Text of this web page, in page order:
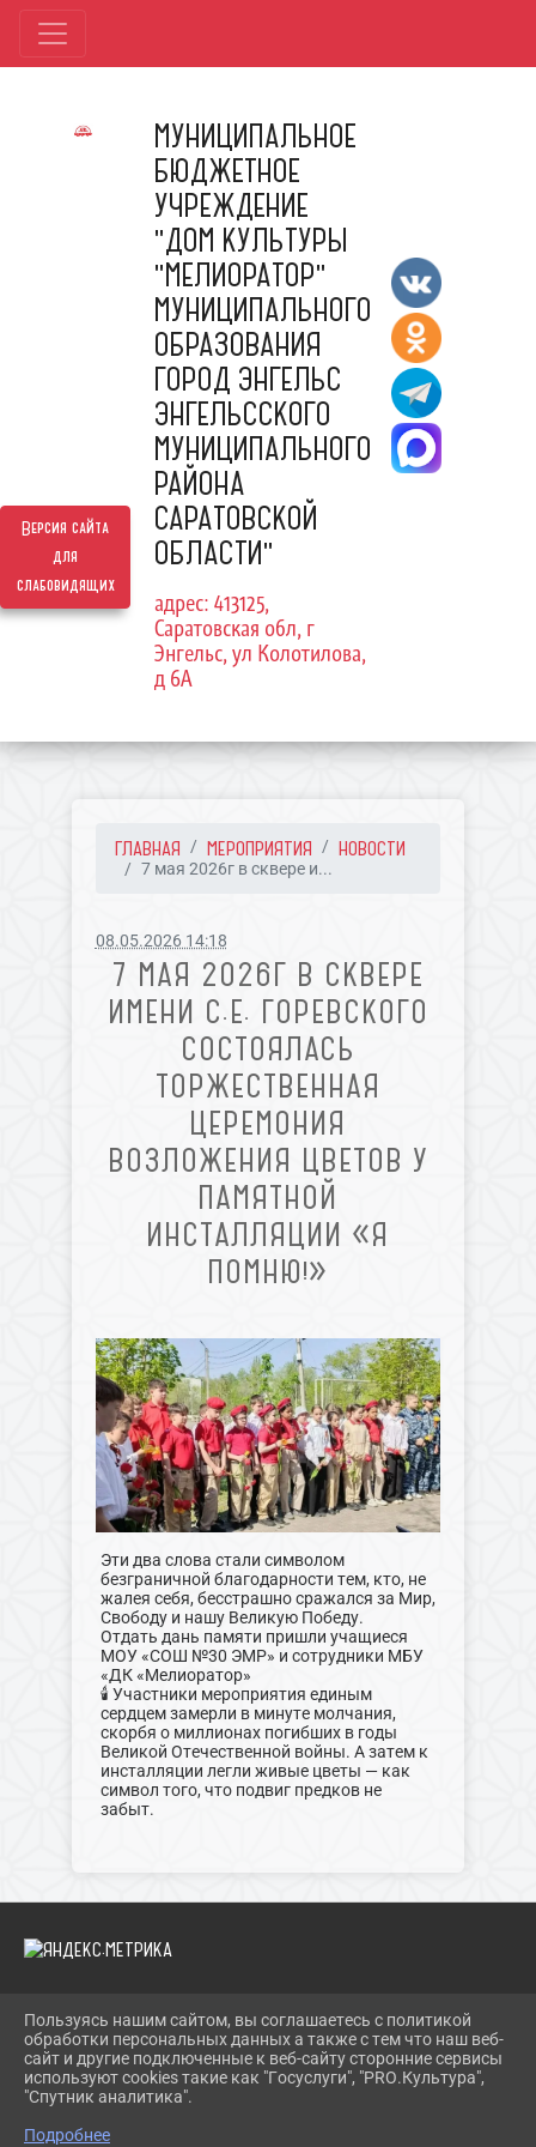
Версия сайта
для
слабовидящих
МУНИЦИПАЛЬНОЕ
БЮДЖЕТНОЕ
УЧРЕЖДЕНИЕ
"ДОМ КУЛЬТУРЫ
"МЕЛИОРАТОР"
МУНИЦИПАЛЬНОГО
ОБРАЗОВАНИЯ
ГОРОД ЭНГЕЛЬС
ЭНГЕЛЬССКОГО
МУНИЦИПАЛЬНОГО
РАЙОНА
САРАТОВСКОЙ
ОБЛАСТИ"
адрес: 413125,
Саратовская обл, г
Энгельс, ул Колотилова,
д 6А
ГЛАВНАЯ МЕРОПРИЯТИЯ НОВОСТИ
7 мая 2026г в сквере и...
08.05.2026 14:18
7 МАЯ 2026Г В СКВЕРЕ
ИМЕНИ С.Е. ГОРЕВСКОГО
СОСТОЯЛАСЬ
ТОРЖЕСТВЕННАЯ
ЦЕРЕМОНИЯ
ВОЗЛОЖЕНИЯ ЦВЕТОВ У
ПАМЯТНОЙ
ИНСТАЛЛЯЦИИ «Я
ПОМНЮ!»
Эти два слова стали символом
безграничной благодарности тем, кто, не
жалея себя, бесстрашно сражался за Мир,
Свободу и нашу Великую Победу.
Отдать дань памяти пришли учащиеся
МОУ «СОШ №30 ЭМР» и сотрудники МБУ
«ДК «Мелиоратор»
🕯 Участники мероприятия единым
сердцем замерли в минуте молчания,
скорбя о миллионах погибших в годы
Великой Отечественной войны. А затем к
инсталляции легли живые цветы — как
символ того, что подвиг предков не
забыт.
2026 Г. ДКМЕЛИОРАТОР.РФ
ВХОД
КАРТА САЙТА
ПОЛИТИКА ОБРАБОТКИ ПЕРСОНАЛЬНЫХ ДАННЫХ
СДЕЛАНО НА KUBCMS
Пользуясь нашим сайтом, вы соглашаетесь с политикой
обработки персональных данных а также с тем что наш веб-
сайт и другие подключенные к веб-сайту сторонние сервисы
используют cookies такие как "Госуслуги", "PRO.Культура",
"Спутник аналитика".
Подробнее